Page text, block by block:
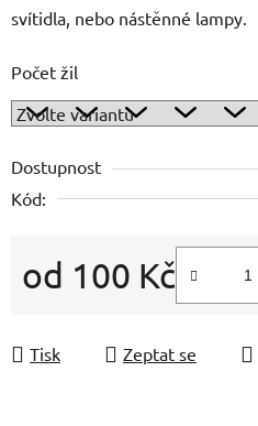
svítidla, nebo nástěnné lampy.
Počet žil
Dostupnost
Kód:
od 100 Kč
Tisk Zeptat se